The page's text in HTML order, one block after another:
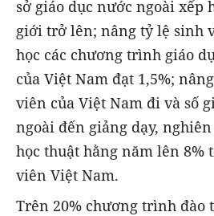
sở giáo dục nước ngoài xếp
giới trở lên; nâng tỷ lệ sinh
học các chương trình giáo
của Việt Nam đạt 1,5%;
viên của Việt Nam đi và số
ngoài đến giảng dạy,
học thuật hằng năm lên 8%
viên Việt Nam.
Trên 20% chương trình đào